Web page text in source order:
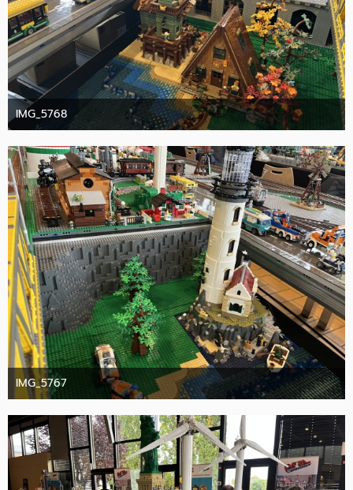
IMG_5768
10. Oktober 2025
IMG_5767
10. Oktober 2025